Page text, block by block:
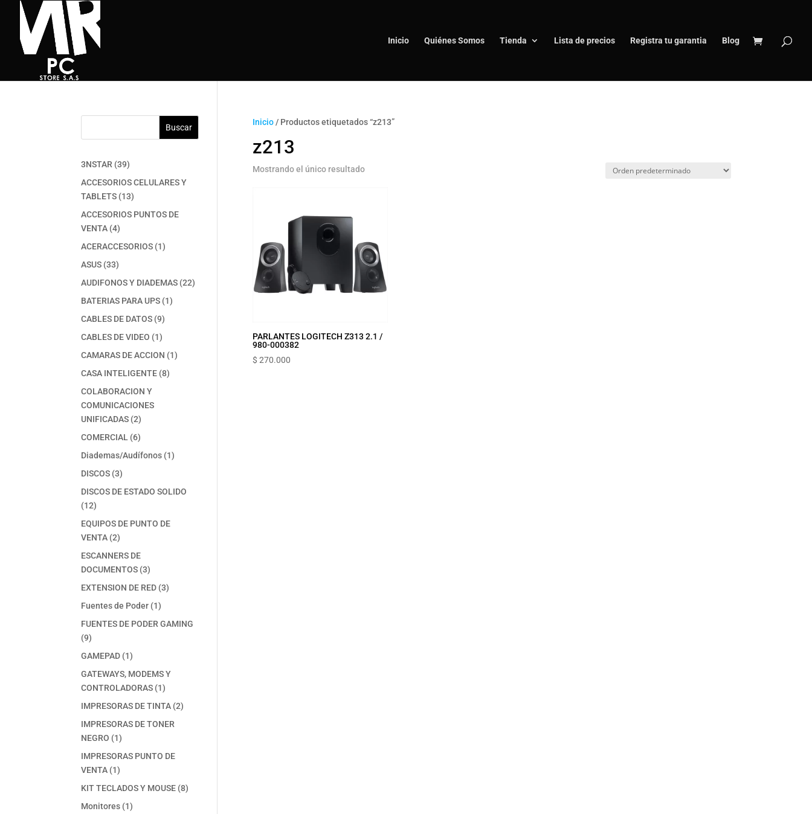
Inicio Quiénes Somos Tienda Lista de precios Registra tu garantia Blog
Inicio/ Productos etiquetados “z213”
z213
Mostrando el único resultado
PARLANTES LOGITECH Z313 2.1 /
980-000382
$ 270.000
Buscar
3NSTAR 3939
productos
ACCESORIOS CELULARES Y
TABLETS 1313
productos
ACCESORIOS PUNTOS DE
VENTA 44
productos
ACERACCESORIOS 11
ASUS 3333
productos
AUDIFONOS Y DIADEMAS 2222
BATERIAS PARA UPS 11
CABLES DE DATOS 99
CABLES DE VIDEO 11
producto
CAMARAS DE ACCION 11
CASA INTELIGENTE 88
COLABORACION Y
COMUNICACIONES
UNIFICADAS 22
productos
COMERCIAL 66
productos
Diademas/Audífonos 11
DISCOS 33
productos
DISCOS DE ESTADO SOLIDO
1212
productos
EQUIPOS DE PUNTO DE
VENTA 22
productos
ESCANNERS DE
DOCUMENTOS 33
productos
EXTENSION DE RED 33
Fuentes de Poder 11
producto
FUENTES DE PODER GAMING
99
productos
GAMEPAD 11
producto
GATEWAYS, MODEMS Y
CONTROLADORAS 11
producto
IMPRESORAS DE TINTA 22
IMPRESORAS DE TONER
NEGRO
11
producto
IMPRESORAS PUNTO DE
VENTA 11
producto
KIT TECLADOS Y MOUSE 88
Monitores 11